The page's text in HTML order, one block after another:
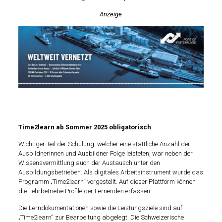
Anzeige
Time2learn ab Sommer 2025 obligatorisch
Wichtiger Teil der Schulung, welcher eine stattliche Anzahl der
Ausbildnerinnen und Ausbildner Folge leisteten, war neben der
Wissensvermittlung auch der Austausch unter den
Ausbildungsbetrieben. Als digitales Arbeitsinstrument wurde das
Programm „Time2learn“ vorgestellt. Auf dieser Plattform können
die Lehrbetriebe Profile der Lernenden erfassen.
Die Lerndokumentationen sowie die Leistungsziele sind auf
„Time2learn“ zur Bearbeitung abgelegt. Die Schweizerische